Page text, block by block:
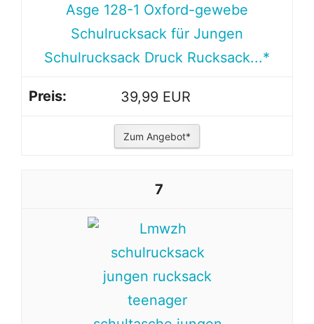
Asge 128-1 Oxford-gewebe
Schulrucksack für Jungen
Schulrucksack Druck Rucksack...*
39,99 EUR
Zum Angebot*
7